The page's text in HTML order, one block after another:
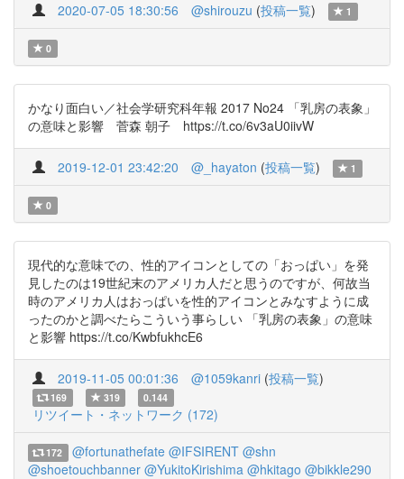
2020-07-05 18:30:56 @shirouzu (投稿一覧) 1
0
かなり面白い／社会学研究科年報 2017 No24 「乳房の表象」
の意味と影響 菅森 朝子 https://t.co/6v3aU0iivW
2019-12-01 23:42:20 @_hayaton (投稿一覧) 1
0
現代的な意味での、性的アイコンとしての「おっぱい」を発
見したのは19世紀末のアメリカ人だと思うのですが、何故当
時のアメリカ人はおっぱいを性的アイコンとみなすように成
ったのかと調べたらこういう事らしい 「乳房の表象」の意味
と影響 https://t.co/KwbfukhcE6
2019-11-05 00:01:36 @1059kanri (投稿一覧)
169 319 0.144
リツイート・ネットワーク (172)
172 @fortunathefate @IFSIRENT @shn
@shoetouchbanner @YukitoKirishima @hkitago @bikkle290